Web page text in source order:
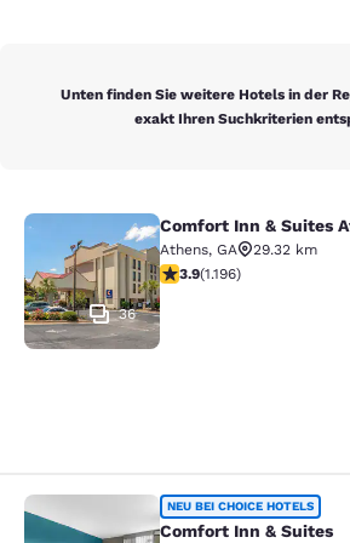
Unten finden Sie weitere Hotels in der
exakt Ihren Suchkriterien
Comfort Inn & Suites
36
Comfort Inn & Suites
Athens, GA
29.32 km
3.91-Sterne-Bewertung.
3.9(1.196)
Comfort Inn & Suites
NEU BEI CHOICE HOTELS
Comfort Inn & Suites